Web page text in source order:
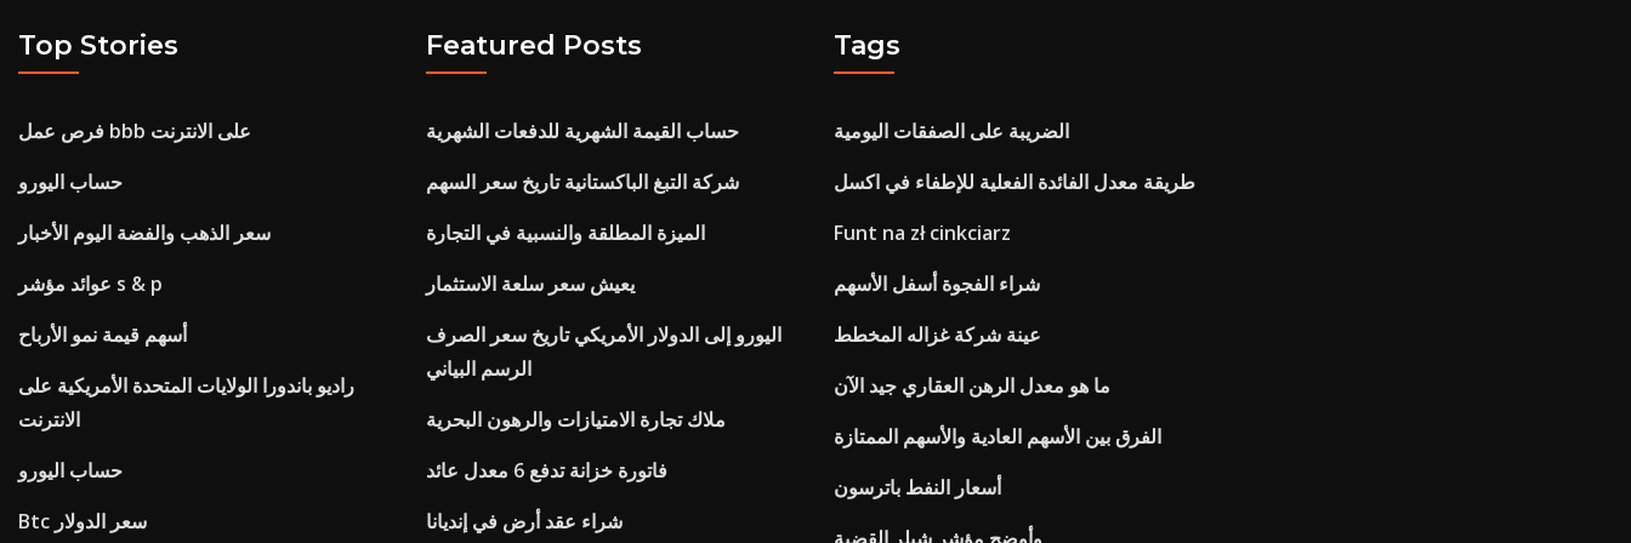
Top Stories
فرص عمل bbb على الانترنت
حساب اليورو
سعر الذهب والفضة اليوم الأخبار
عوائد مؤشر s & p
أسهم قيمة نمو الأرباح
راديو باندورا الولايات المتحدة الأمريكية على
الانترنت
حساب اليورو
Btc سعر الدولار
Featured Posts
حساب القيمة الشهرية للدفعات الشهرية
شركة التبغ الباكستانية تاريخ سعر السهم
الميزة المطلقة والنسبية في التجارة
يعيش سعر سلعة الاستثمار
اليورو إلى الدولار الأمريكي تاريخ سعر الصرف
الرسم البياني
ملاك تجارة الامتيازات والرهون البحرية
فاتورة خزانة تدفع 6 معدل عائد
شراء عقد أرض في إنديانا
Tags
الضريبة على الصفقات اليومية
طريقة معدل الفائدة الفعلية للإطفاء في اكسل
Funt na zł cinkciarz
شراء الفجوة أسفل الأسهم
عينة شركة غزاله المخطط
ما هو معدل الرهن العقاري جيد الآن
الفرق بين الأسهم العادية والأسهم الممتازة
أسعار النفط باترسون